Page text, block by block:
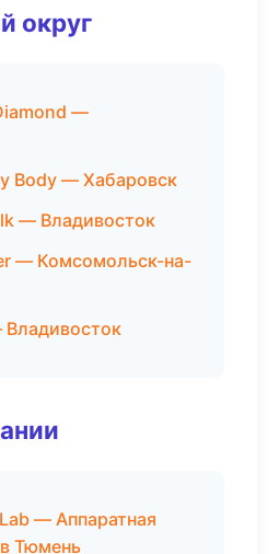
округ
—
Body — Хабаровск
— Владивосток
— Комсомольск-на-
— Аппаратная
Тюмень